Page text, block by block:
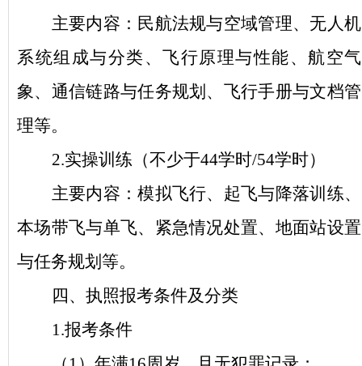
主要内容：民航法规与空域管理、无人机
系统组成与分类、飞行原理与性能、航空气
象、通信链路与任务规划、飞行手册与文档管
理等。
2.实操训练（不少于44学时/54学时）
主要内容：模拟飞行、起飞与降落训练、
本场带飞与单飞、紧急情况处置、地面站设置
与任务规划等。
四、执照报考条件及分类
1.报考条件